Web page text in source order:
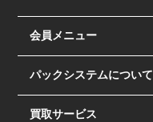
会員メニュー
パックシステムについて
買取サービス